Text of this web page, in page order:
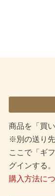
商品を「買
※別の送り先
ここで「ギ
グインする。
購入方法に